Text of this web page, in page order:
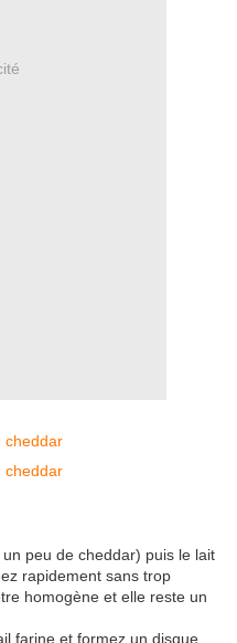
peu de cheddar) puis le lait
rapidement sans trop
homogène et elle reste un
farine et formez un disque